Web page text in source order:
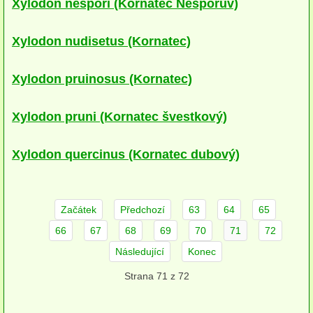
Houby suťových lesů
Houby olšin
Houby ve vodě
Houby narušených stanovišť
Xylodon nespori (Kornatec Nešporův)
Xylodon nudisetus (Kornatec)
Xylodon pruinosus (Kornatec)
Xylodon pruni (Kornatec švestkový)
Xylodon quercinus (Kornatec dubový)
Začátek Předchozí 63 64
65
66
67 68 69 70 71
72
Následující
Konec
Strana 71 z 72